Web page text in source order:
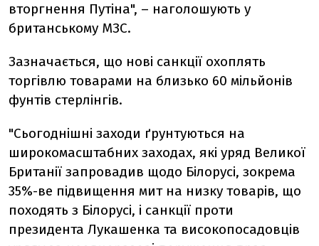
вторгнення Путіна", – наголошують у
британському МЗС.
Зазначається, що нові санкції охоплять
торгівлю товарами на близько 60 мільйонів
фунтів стерлінгів.
"Сьогоднішні заходи ґрунтуються на
широкомасштабних заходах, які уряд Великої
Британії запровадив щодо Білорусі, зокрема
35%-ве підвищення мит на низку товарів, що
походять з Білорусі, і санкції проти
президента Лукашенка та високопосадовців